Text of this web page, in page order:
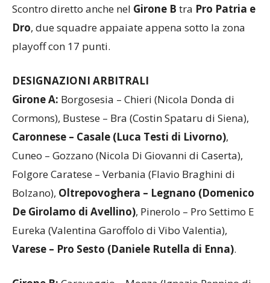
Scontro diretto anche nelGirone BtraPro Patria e
Dro, due squadre appaiate appena sotto la zona
DESIGNAZIONI ARBITRALI
Girone A:Borgosesia – Chieri (Nicola Donda di
Cormons), Bustese – Bra (Costin Spataru di Siena),
Caronnese – Casale (Luca Testi di Livorno),
Cuneo – Gozzano (Nicola Di Giovanni di Caserta),
Folgore Caratese – Verbania (Flavio Braghini di
Bolzano),Oltrepovoghera – Legnano (Domenico
De Girolamo di Avellino), Pinerolo – Pro Settimo E
Eureka (Valentina Garoffolo di Vibo Valentia),